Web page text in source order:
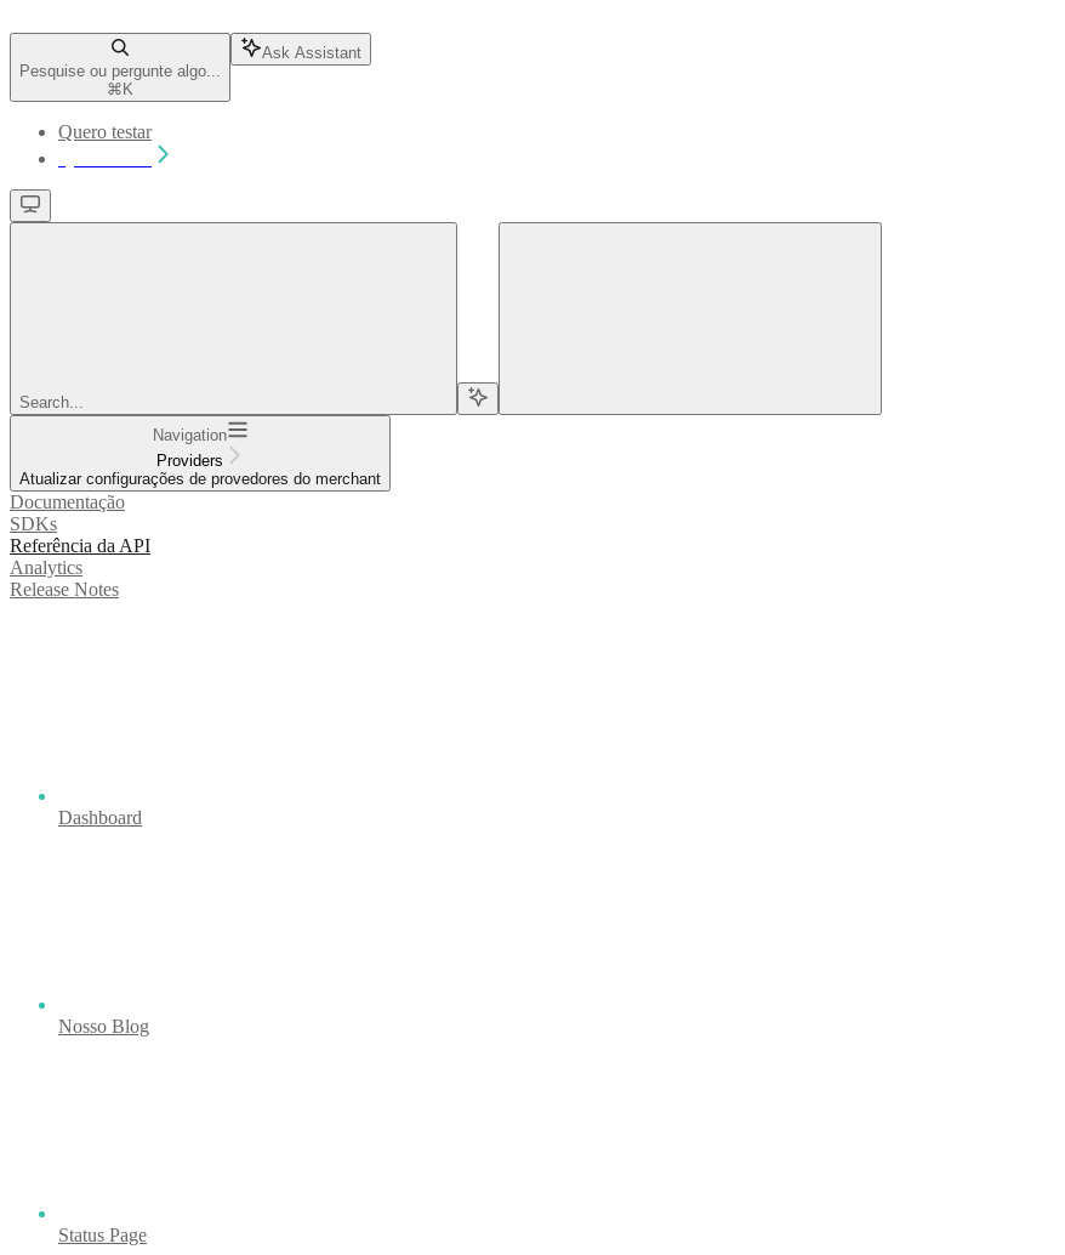
Pesquise ou pergunte algo...
⌘ K
Ask Assistant
Quero testar
Search...
Navigation
Providers
Atualizar configurações de provedores do merchant
Documentação
SDKs
Referência da API
Analytics
Release Notes
Dashboard
Nosso Blog
Status Page